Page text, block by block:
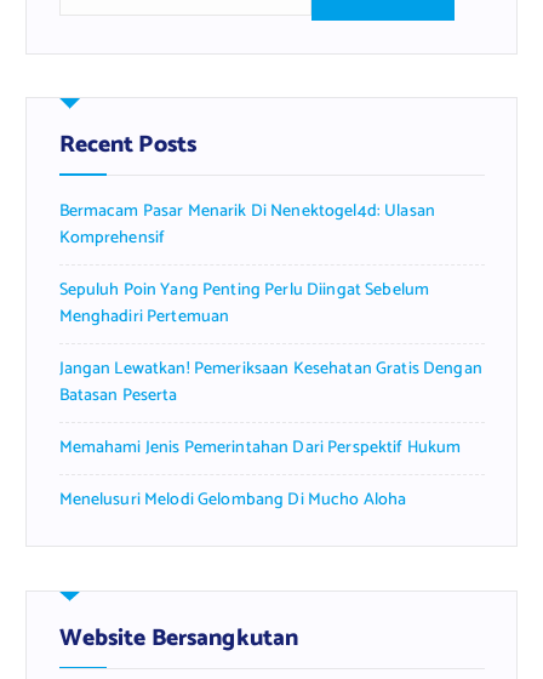
r
h
f
o
:
Recent Posts
Bermacam Pasar Menarik Di Nenektogel4d: Ulasan
Komprehensif
Sepuluh Poin Yang Penting Perlu Diingat Sebelum
Menghadiri Pertemuan
Jangan Lewatkan! Pemeriksaan Kesehatan Gratis Dengan
Batasan Peserta
Memahami Jenis Pemerintahan Dari Perspektif Hukum
Menelusuri Melodi Gelombang Di Mucho Aloha
Website Bersangkutan